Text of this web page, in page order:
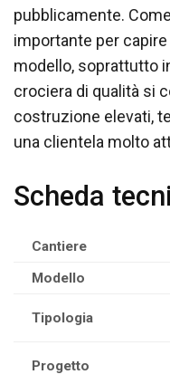
pubblicamente.
importante per
modello, soprattutto
crociera di qualità si
costruzione elevati,
una clientela molto
Scheda
Cantiere
Modello
Tipologia
Progetto